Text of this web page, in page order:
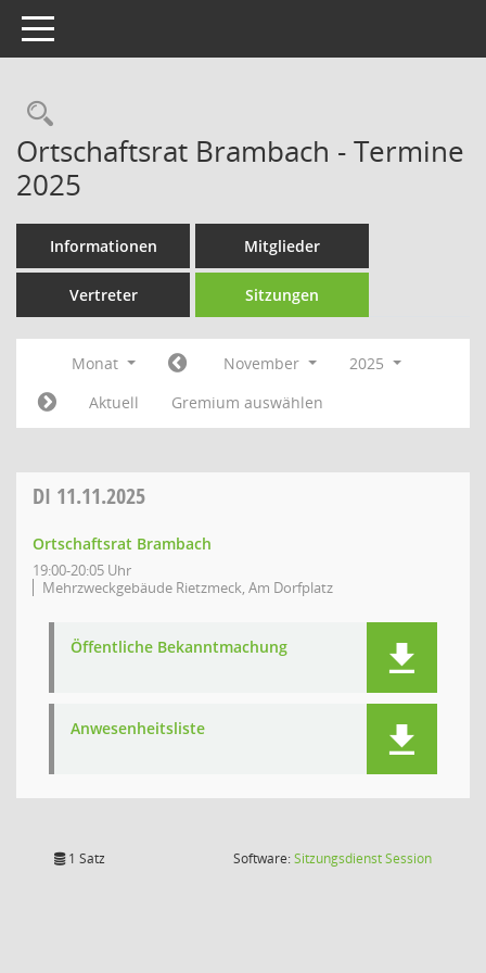
Toggle navigation
Rechercheauswahl
Ortschaftsrat Brambach - Termine
2025
Informationen Mitglieder
Vertreter Sitzungen
Monat November
2025
Aktuell
Gremium auswählen
DI 11.11.2025
Ortschaftsrat Brambach
19:00-20:05 Uhr
Mehrzweckgebäude Rietzmeck, Am Dorfplatz
Öffentliche Bekanntmachung
Anwesenheitsliste
1 Satz Software:SitzungsdienstSession(Wird in